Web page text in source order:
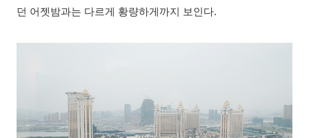
던 어젯밤과는 다르게 황량하게까지 보인다.